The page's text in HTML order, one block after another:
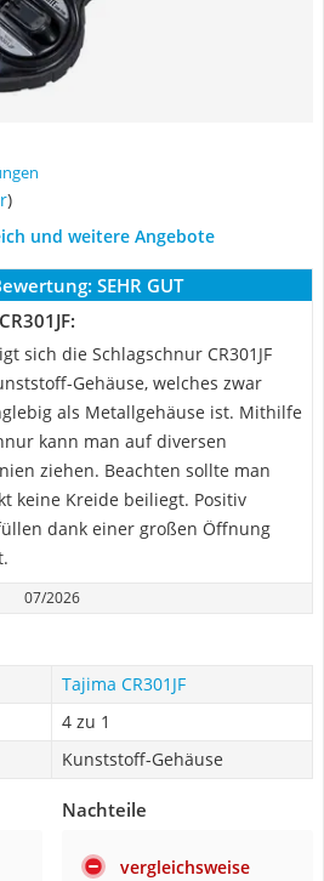
)
und weitere Angebote
SEHR GUT
sich die Schlagschnur CR301JF
Gehäuse, welches zwar
als Metallgehäuse ist. Mithilfe
kann man auf diversen
ziehen. Beachten sollte man
keine Kreide beiliegt. Positiv
dank einer großen Öffnung
07/2026
Tajima CR301JF
4 zu 1
Kunststoff-Gehäuse
Nachteile
vergleichsweise